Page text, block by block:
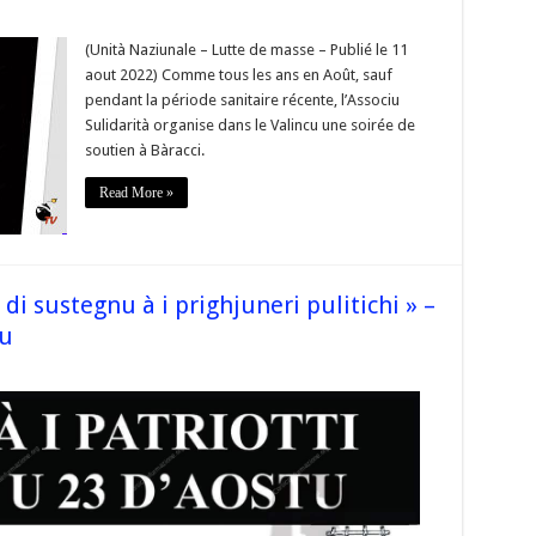
(Unità Naziunale – Lutte de masse – Publié le 11
aout 2022) Comme tous les ans en Août, sauf
pendant la période sanitaire récente, l’Associu
Sulidarità organise dans le Valincu une soirée de
soutien à Bàracci.
Read More »
di sustegnu à i prighjuneri pulitichi » –
»